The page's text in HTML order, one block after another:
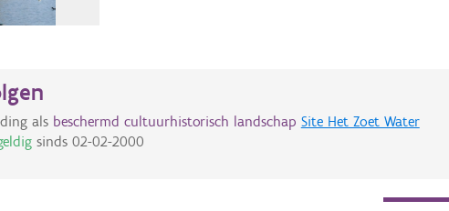
als beschermd cultuurhistorisch landschap Site Het Zoet Water
sinds 02-02-2000